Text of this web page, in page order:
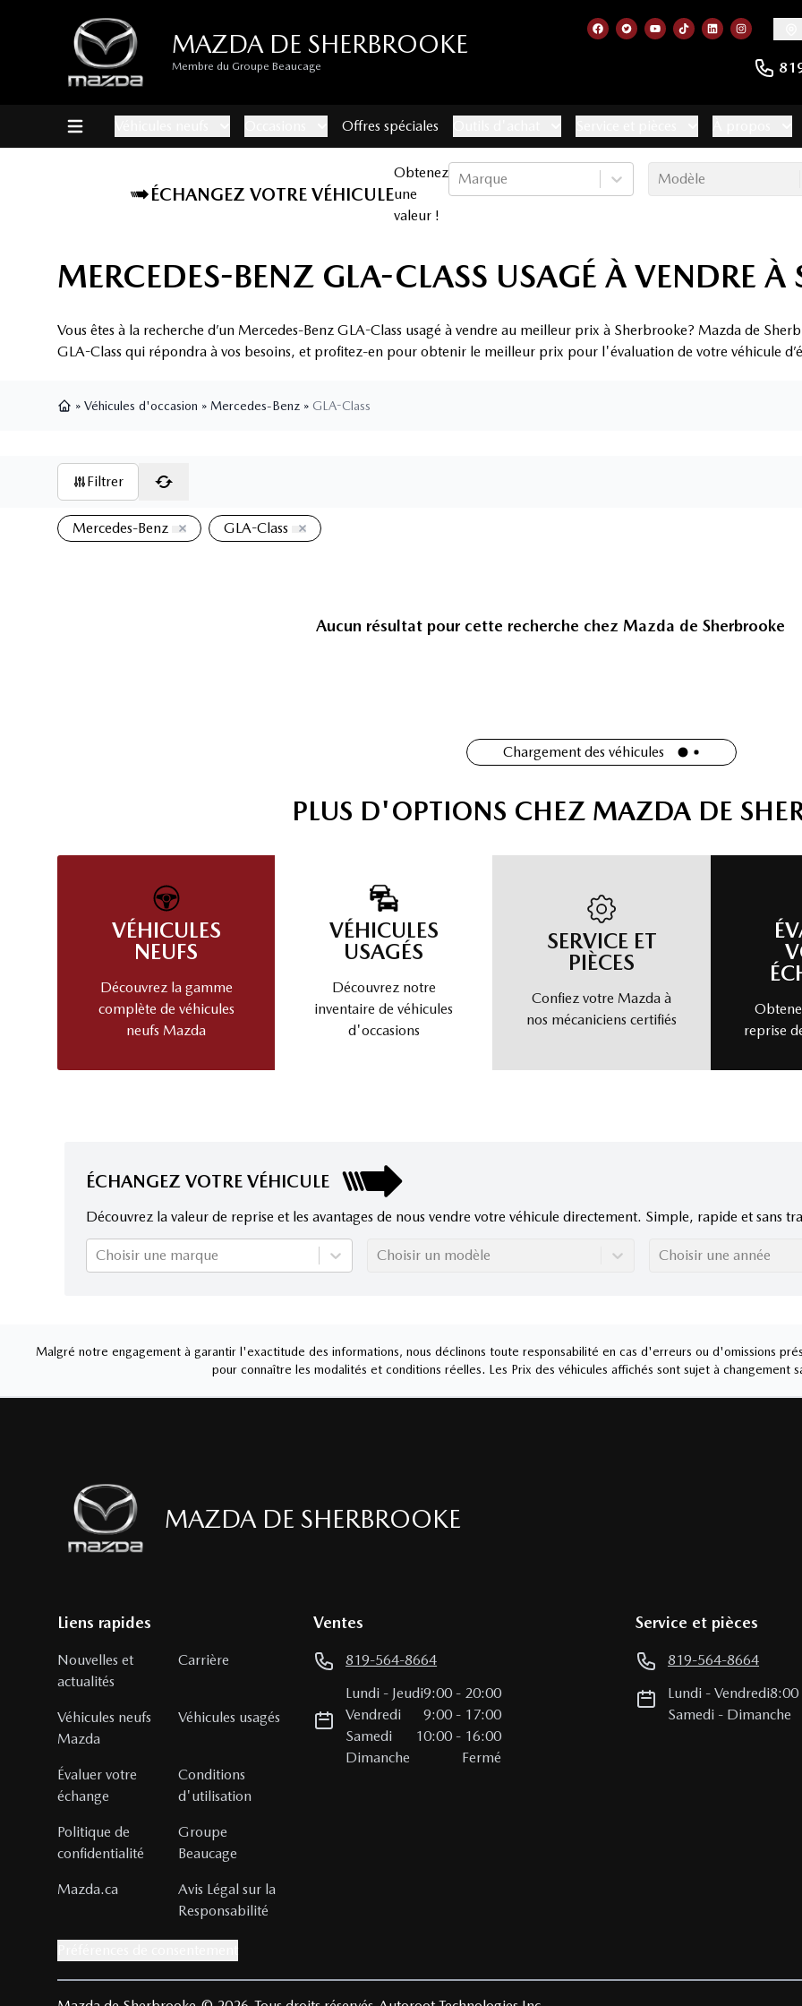
MAZDA DE SHERBROOKE
Membre du Groupe Beaucage
Lien vers notre page facebook
Lien vers notre compte
Lien vers notre chaîne
Lien vers notre
Lien versLien vers
Offres spéciales
ÉCHANGEZ VOTRE VÉHICULE
Obtenez
une
valeur !
Marque Modèle
MERCEDES-BENZ GLA-CLASS USAGÉ À VENDRE À
Vous êtes à la recherche d’un Mercedes-Benz GLA-Class usagé à vendre au meilleur prix à Sherbrooke? Mazda de
GLA-Class qui répondra à vos besoins, et profitez-en pour obtenir le meilleur prix pour l'évaluation de votre véhicule
» Véhicules d'occasion » Mercedes-Benz » GLA-Class
Filtrer
Mercedes-Benz GLA-Class
Aucun résultat pour cette recherche chez Mazda de Sherbrooke
Chargement des véhicules
PLUS D'OPTIONS CHEZ MAZDA DE
VÉHICULES
NEUFS
Découvrez la gamme
complète de véhicules
neufs Mazda
VÉHICULES
USAGÉS
Découvrez notre
inventaire de véhicules
d'occasions
SERVICE ET
PIÈCES
Confiez votre Mazda à
nos mécaniciens certifiés
reprise
ÉCHANGEZ VOTRE VÉHICULE
Découvrez la valeur de reprise et les avantages de nous vendre votre véhicule directement. Simple, rapide et sans
Choisir une marque Choisir un modèle Choisir une année
Malgré notre engagement à garantir l'exactitude des informations, nous déclinons toute responsabilité en cas d'erreurs ou d'omissions
pour connaître les modalités et conditions réelles. Les Prix des véhicules affichés sont sujet à changement
MAZDA DE SHERBROOKE
Liens rapides
Nouvelles et
actualités
Carrière
Véhicules neufs
Mazda
Véhicules usagés
Évaluer votre
échange
Conditions
d'utilisation
Politique de
confidentialité
Groupe
Beaucage
Mazda.ca
Avis Légal sur la
Responsabilité
Ventes
819-564-8664
Lundi - Jeudi9:00 - 20:00
Vendredi
9:00 - 17:00
Samedi
10:00 - 16:00
Dimanche
Fermé
Service et pièces
819-564-8664
Lundi -Vendredi8:00
Samedi - Dimanche